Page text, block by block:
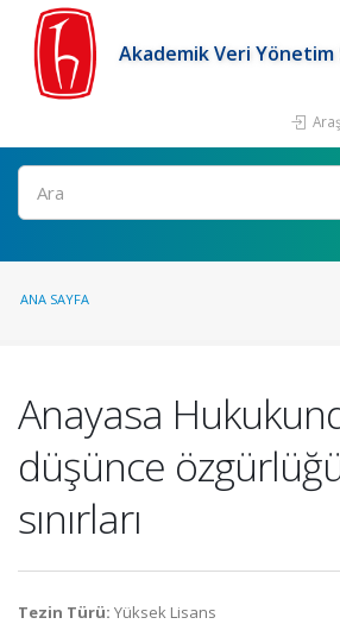
Akademik Veri Yönetim
Ara
ANA SAYFA
Anayasa
düşünce
sınırları
Tezin Türü: Yüksek Lisans